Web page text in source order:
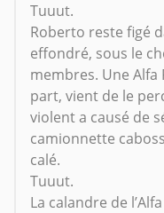
Tuuut.
Roberto reste figé
effondré, sous le
membres. Une
part, vient de le
violent a causé de
camionnette
calé.
Tuuut.
La calandre de